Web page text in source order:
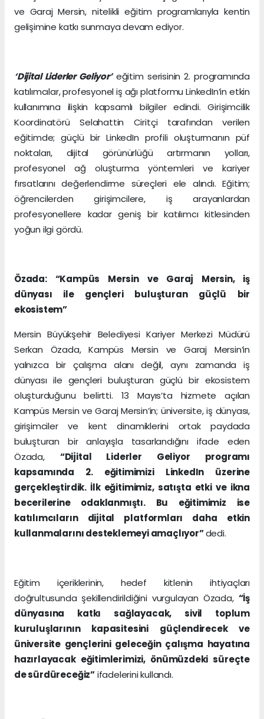
ve Garaj Mersin, nitelikli eğitim programlarıyla kentin
gelişimine katkı sunmaya devam ediyor.
‘Dijital Liderler Geliyor’eğitim serisinin 2. programında
katılımcılar, profesyonel iş ağı platformu LinkedIn’in etkin
kullanımına ilişkin kapsamlı bilgiler edindi. Girişimcilik
Koordinatörü Selahattin Ciritçi tarafından verilen
eğitimde; güçlü bir LinkedIn profili oluşturmanın püf
noktaları, dijital görünürlüğü artırmanın yolları,
profesyonel ağ oluşturma yöntemleri ve kariyer
fırsatlarını değerlendirme süreçleri ele alındı. Eğitim;
öğrencilerden girişimcilere, iş arayanlardan
profesyonellere kadar geniş bir katılımcı kitlesinden
yoğun ilgi gördü.
Özada: “Kampüs Mersin ve Garaj Mersin, iş
dünyası ile gençleri buluşturan güçlü bir
ekosistem”
Mersin Büyükşehir Belediyesi Kariyer Merkezi Müdürü
Serkan Özada, Kampüs Mersin ve Garaj Mersin’in
yalnızca bir çalışma alanı değil, aynı zamanda iş
dünyası ile gençleri buluşturan güçlü bir ekosistem
oluşturduğunu belirtti. 13 Mayıs’ta hizmete açılan
Kampüs Mersin ve Garaj Mersin’in; üniversite, iş dünyası,
girişimciler ve kent dinamiklerini ortak paydada
buluşturan bir anlayışla tasarlandığını ifade eden
Özada, “Dijital Liderler Geliyor programı
kapsamında 2. eğitimimizi LinkedIn üzerine
gerçekleştirdik. İlk eğitimimiz, satışta etki ve ikna
becerilerine odaklanmıştı. Bu eğitimimiz ise
katılımcıların dijital platformları daha etkin
kullanmalarını desteklemeyi amaçlıyor”dedi.
Eğitim içeriklerinin, hedef kitlenin ihtiyaçları
doğrultusunda şekillendirildiğini vurgulayan Özada, “İş
dünyasına katkı sağlayacak, sivil toplum
kuruluşlarının kapasitesini güçlendirecek ve
üniversite gençlerini geleceğin çalışma hayatına
hazırlayacak eğitimlerimizi, önümüzdeki süreçte
de sürdüreceğiz”ifadelerini kullandı.